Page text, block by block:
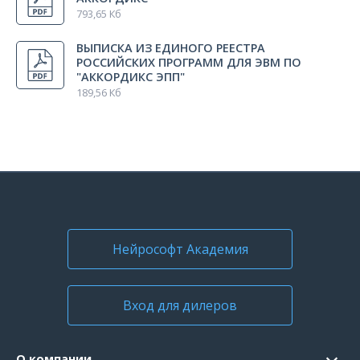
Гарантийный талон
793,65 Кб
ВЫПИСКА ИЗ ЕДИНОГО РЕЕСТРА
РОССИЙСКИХ ПРОГРАММ ДЛЯ ЭВМ ПО
"АККОРДИКС ЭПП"
189,56 Кб
Нейрософт Академия
Вход для дилеров